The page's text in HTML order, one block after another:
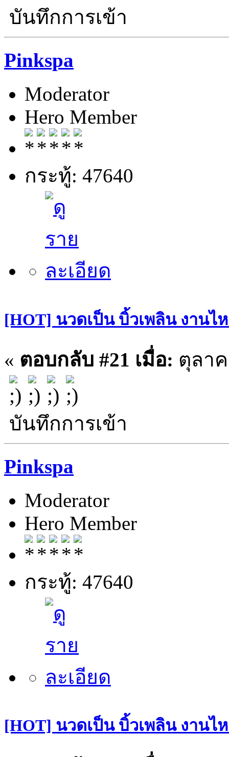
บันทึกการเข้า
Pinkspa
Moderator
Hero Member
กระทู้: 47640
[HOT] นวดเป็น บิ้วเพลิน งานไ
« ตอบกลับ #21 เมื่อ: ตุลาค
บันทึกการเข้า
Pinkspa
Moderator
Hero Member
กระทู้: 47640
[HOT] นวดเป็น บิ้วเพลิน งานไ